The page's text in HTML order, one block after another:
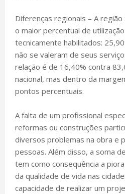
Diferenças regionais – A
o maior percentual de
tecnicamente habilitados:
não se valeram de seus
relação é de 16,40% contra
nacional, mas dentro da
pontos percentuais.
A falta de um profissional
reformas ou construções
diversos problemas na obra e
pessoas. Além disso, a soma
tem como consequência a
da qualidade de vida nas
capacidade de realizar um